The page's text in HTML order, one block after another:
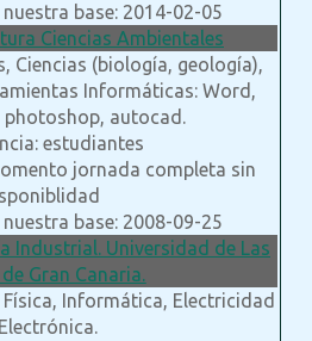
base: 2014-02-05
Ciencias Ambientales
Ciencias (biología, geología),
Informáticas: Word,
photoshop, autocad.
estudiantes
jornada completa sin
base: 2008-09-25
Industrial. Universidad de Las
Gran Canaria.
Informática, Electricidad